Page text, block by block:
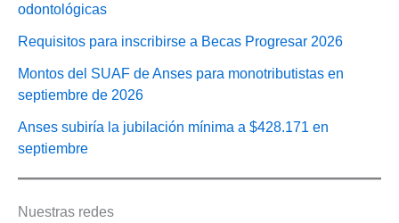
odontológicas
Requisitos para inscribirse a Becas Progresar 2026
Montos del SUAF de Anses para monotributistas en
septiembre de 2026
Anses subiría la jubilación mínima a $428.171 en
septiembre
Nuestras redes